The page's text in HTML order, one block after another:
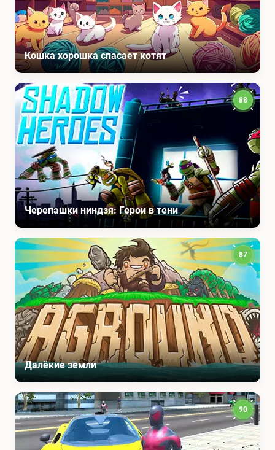
Кошка хорошка спасает котят
Черепашки ниндзя: Герои в тени
88
Далёкие земли
87
90